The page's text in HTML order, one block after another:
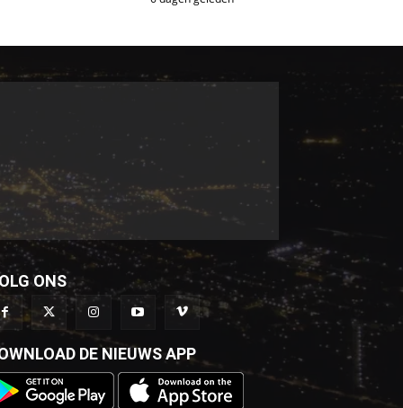
ONS
DE NIEUWS APP